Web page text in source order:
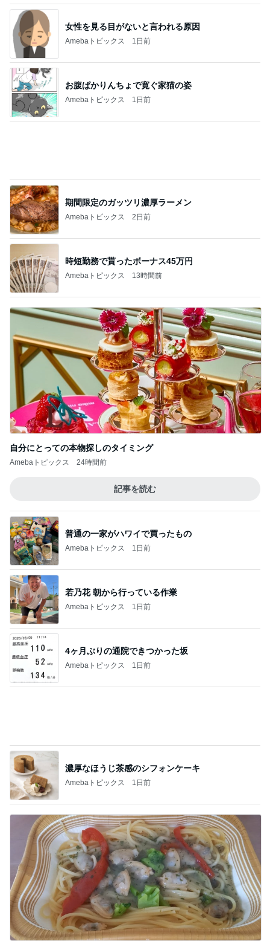
時短勤務で貰ったボーナス45万円
Amebaトピックス 13時間前
自分にとっての本物探しのタイミング
Amebaトピックス
普通の一家がハワイで買ったもの
Amebaトピックス 1日前
若乃花 朝から行っている作業
Amebaトピックス 1日前
4ヶ月ぶりの通院できつかった坂
Amebaトピックス 1日前
濃厚なほうじ茶感のシフォンケーキ
Amebaトピックス 1日前
記事を読む
待ち受けにした幸運の前兆の光
Amebaトピックス 2日前
期待が大き過ぎたビジホの朝食
Amebaトピックス 1日前
免税価格で買いたかったヴァンクリ
Amebaトピックス 1日前